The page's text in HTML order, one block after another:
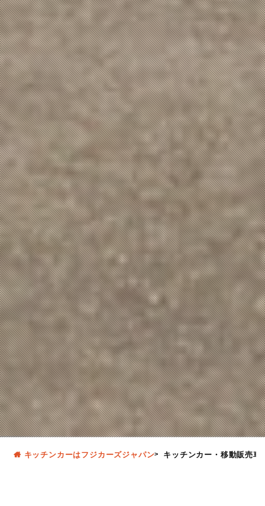
キッチンカーはフジカーズジャパン キッチンカー・移動販売車